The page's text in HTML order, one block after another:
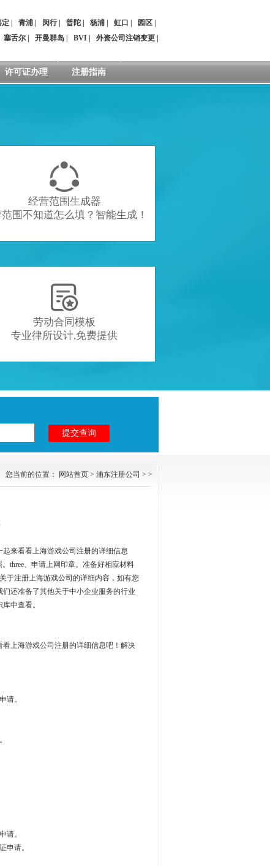
定 青浦 闵行| 普陀 杨浦 虹口 园区
塞舌尔 开曼群岛 BVI 外资公司注销变更
许可证办理 注册指南

经营范围生成器
围不知道怎么填？智能生成！

劳动合同模板
专业律所设计,免费提供
您当前的位置： 网站首页 > 浦东注册公司 > >
来看看上海游戏公司注册的详细信息
three、申请上网印章。准备好相应材料
于注册上海游戏公司的详细内容，如有您
还准备了其他关于中小企业服务的行业
中查看。
上海游戏公司注册的详细信息吧！解决
请。
请。
申请。